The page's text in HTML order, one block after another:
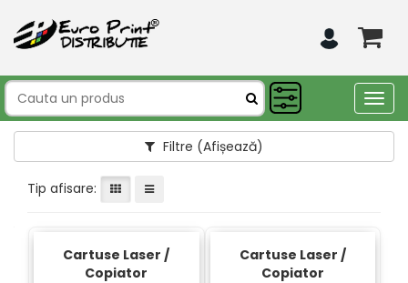
Filtre (Afișează)
Tip afisare:
Cartuse Laser /
Copiator
Cartuse Laser /
Copiator